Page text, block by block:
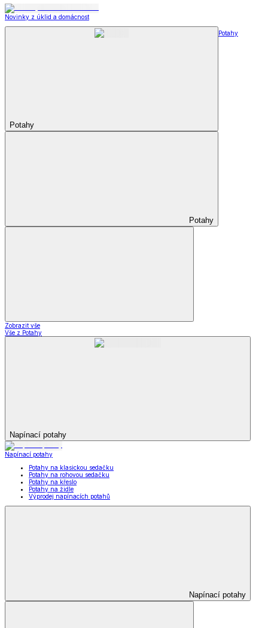
Novinky z úklid a domácnost
Potahy
Potahy
Potahy
Zobrazit vše
Vše z Potahy
Napínací potahy
Napínací potahy
Potahy na klasickou sedačku
Potahy na rohovou sedačku
Potahy na křeslo
Potahy na židle
Výprodej napínacích potahů
Napínací potahy